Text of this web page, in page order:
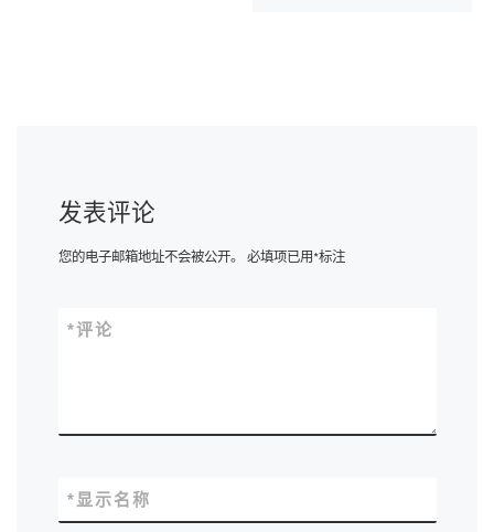
发表评论
您的电子邮箱地址不会被公开。 必填项已用*标注
评论
*
显示名称
*